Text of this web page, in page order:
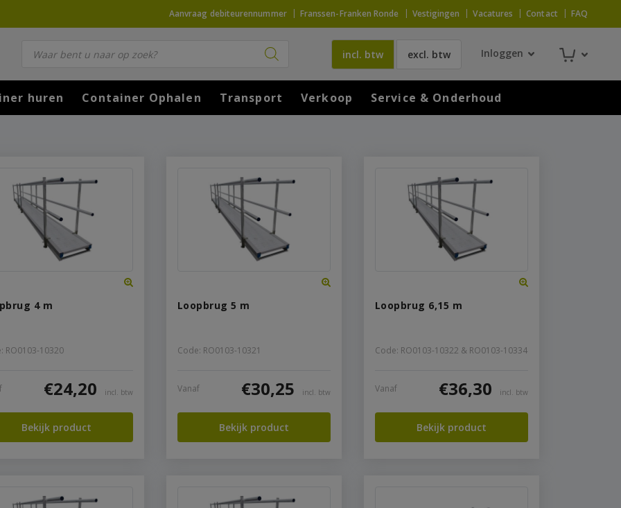
Aanvraag debiteurennummer Franssen-Franken Ronde Vestigingen Vacatures Contact FAQ
incl. btw excl. btw Inloggen
huren Container Ophalen Transport Verkoop Service & Onderhoud
4 m
RO0103-10320
€24,20 incl. btw
Bekijk product
Loopbrug 5 m
Code: RO0103-10321
Vanaf €30,25 incl. btw
Bekijk product
Loopbrug 6,15 m
Code: RO0103-10322 & RO0103-10334
Vanaf €36,30 incl. btw
Bekijk product